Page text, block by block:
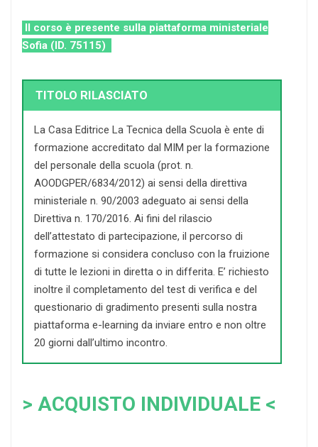
Il corso è presente sulla piattaforma ministeriale
Sofia (ID. 75115)
TITOLO RILASCIATO
La Casa Editrice La Tecnica della Scuola è ente di
formazione accreditato dal MIM per la formazione
del personale della scuola (prot. n.
AOODGPER/6834/2012) ai sensi della direttiva
ministeriale n. 90/2003 adeguato ai sensi della
Direttiva n. 170/2016. Ai fini del rilascio
dell’attestato di partecipazione, il percorso di
formazione si considera concluso con la fruizione
di tutte le lezioni in diretta o in differita. E’ richiesto
inoltre il completamento del test di verifica e del
questionario di gradimento presenti sulla nostra
piattaforma e-learning da inviare entro e non oltre
20 giorni dall’ultimo incontro.
> ACQUISTO INDIVIDUALE <